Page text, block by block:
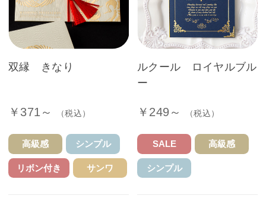
双縁 きなり
￥371～ （税込）
高級感 シンプル
リボン付き サンワ
ルクール ロイヤルブル
ー
￥249～ （税込）
SALE 高級感
シンプル